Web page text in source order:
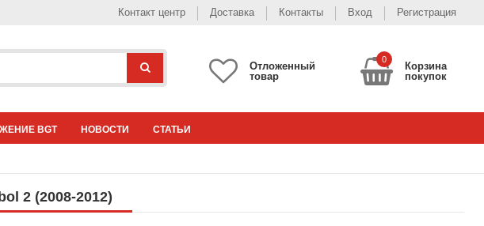
Контакт центр Доставка Контакты Вход Регистрация
Отложенный
товар
0
Корзина
покупок
BGT НОВОСТИ СТАТЬИ
2 (2008-2012)